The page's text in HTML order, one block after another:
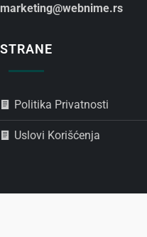
marketing@webnime.rs
STRANE
Politika Privatnosti
Uslovi Korišćenja